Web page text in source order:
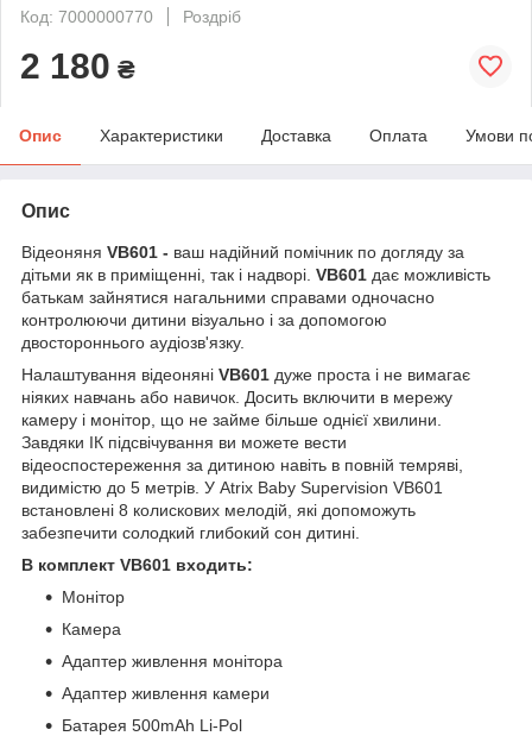
Код: 7000000770
Роздріб
2 180 ₴
Опис Характеристики Доставка Оплата Умови
Опис
Відеоняня VB601 - ваш надійний помічник по догляду за
дітьми як в приміщенні, так і надворі. VB601 дає можливість
батькам зайнятися нагальними справами одночасно
контролюючи дитини візуально і за допомогою
двостороннього аудіозв'язку.
Налаштування відеоняні VB601 дуже проста і не вимагає
ніяких навчань або навичок. Досить включити в мережу
камеру і монітор, що не займе більше однієї хвилини.
Завдяки ІК підсвічування ви можете вести
відеоспостереження за дитиною навіть в повній темряві,
видимістю до 5 метрів. У Atrix Baby Supervision VB601
встановлені 8 колискових мелодій, які допоможуть
забезпечити солодкий глибокий сон дитині.
В комплект VB601 входить:
Монітор
Камера
Адаптер живлення монітора
Адаптер живлення камери
Батарея 500mAh Li-Pol